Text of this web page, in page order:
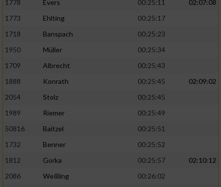
1778 Evers 00:25:11
02:07:08
1773
Ehlting
00:25:17
1718
Banspach
00:25:23
1950
Müller
00:25:34
1709
Albrecht
00:25:43
1888
Konrath 00:25:45
02:09:02
2054
Stolz
00:25:45
1989
Riemer
00:25:49
50816
Baitzel
00:25:51
1732
Benner
00:25:52
1812
Gorka 00:25:57
02:10:12
2086
Weßling
00:26:02